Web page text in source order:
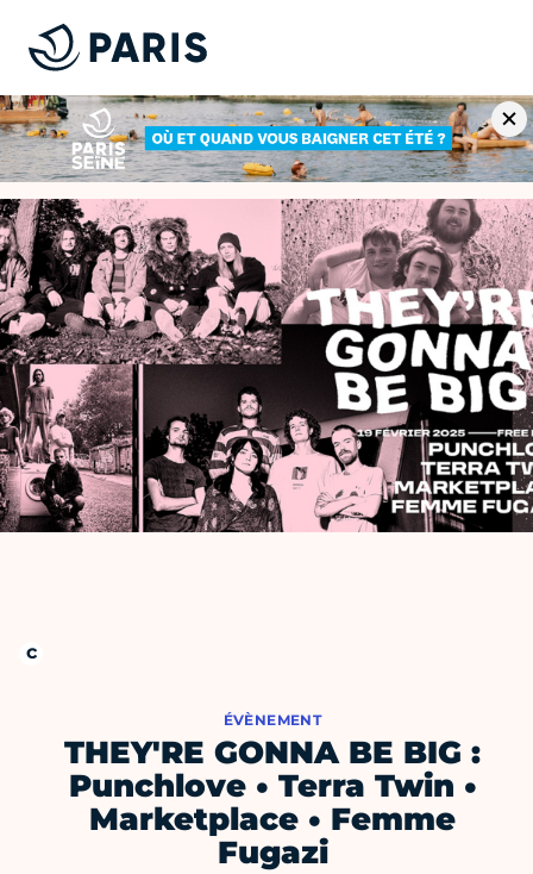
ÉVÈNEMENT
THEY'RE GONNA BE BIG :
Punchlove • Terra Twin •
Marketplace • Femme
Fugazi